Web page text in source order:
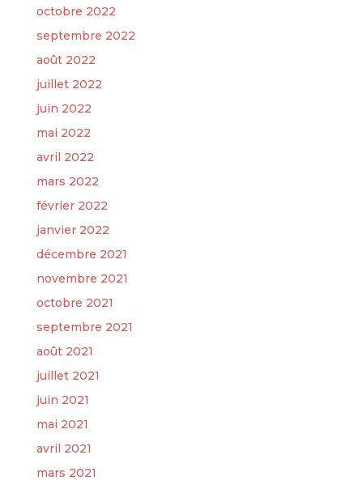
octobre 2022
septembre 2022
août 2022
juillet 2022
juin 2022
mai 2022
avril 2022
mars 2022
février 2022
janvier 2022
décembre 2021
novembre 2021
octobre 2021
septembre 2021
août 2021
juillet 2021
juin 2021
mai 2021
avril 2021
mars 2021